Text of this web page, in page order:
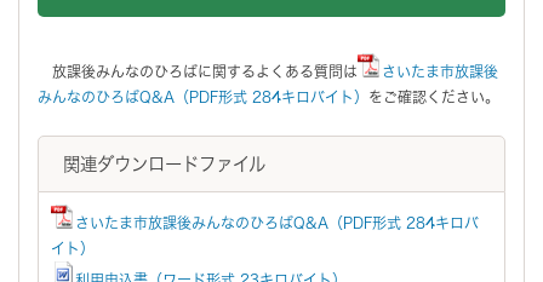
放課後みんなのひろばに関するよくある質問は
さいたま市放課後
みんなのひろばQ&A（PDF形式 284キロバイト） をご確認ください。
関連ダウンロードファイル
さいたま市放課後みんなのひろばQ&A（PDF形式 284キロバ
イト）